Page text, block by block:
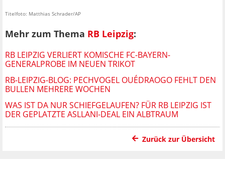
Titelfoto: Matthias Schrader/AP
Mehr zum Thema RB Leipzig:
RB LEIPZIG VERLIERT KOMISCHE FC-BAYERN-
GENERALPROBE IM NEUEN TRIKOT
RB-LEIPZIG-BLOG: PECHVOGEL OUÉDRAOGO FEHLT DEN
BULLEN MEHRERE WOCHEN
WAS IST DA NUR SCHIEFGELAUFEN? FÜR RB LEIPZIG IST
DER GEPLATZTE ASLLANI-DEAL EIN ALBTRAUM
Zurück zur Übersicht